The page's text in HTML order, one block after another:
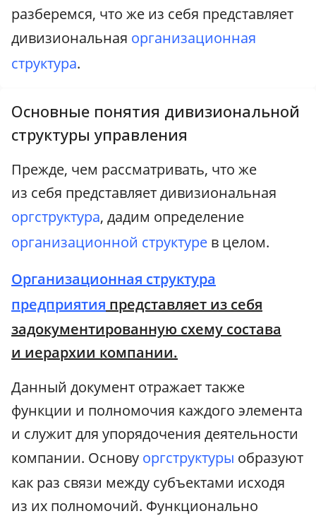
разберемся, что же из себя представляет
дивизиональная организационная
структура.
Основные понятия дивизиональной
структуры управления
Прежде, чем рассматривать, что же
из себя представляет дивизиональная
оргструктура, дадим определение
организационной структуре в целом.
Организационная структура
предприятия представляет из себя
задокументированную схему состава
и иерархии компании.
Данный документ отражает также
функции и полномочия каждого элемента
и служит для упорядочения деятельности
компании. Основу оргструктуры образуют
как раз связи между субъектами исходя
из их полномочий. Функционально